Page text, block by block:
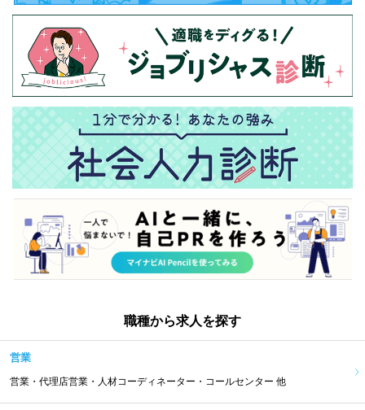
職種から求人を探す
営業
営業・代理店営業・人材コーディネーター・コールセンター 他